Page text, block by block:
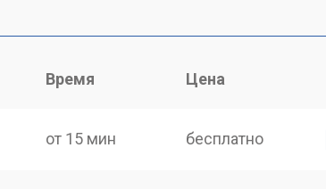
Время Цена
от 15 мин бесплатно